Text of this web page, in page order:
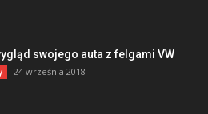
swojego auta z felgami VW
24 września 2018